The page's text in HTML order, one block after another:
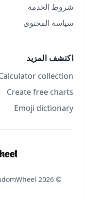
شروط الخدمة
سياسة المحتوى
اكتشف المزيد
collection
Create free charts
Emoji dictionary
© 2026 RandomWheel. نجعل اتخاذ القرارات ممتعاً وسهلاً.